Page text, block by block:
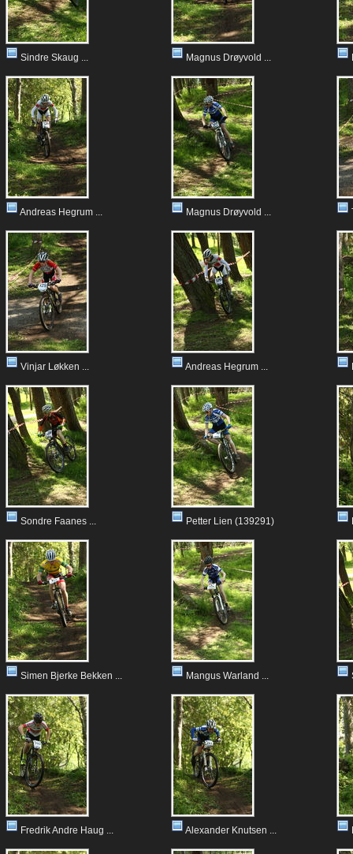
Sindre Skaug ... Magnus Drøyvold ...
Andreas Hegrum ... Magnus Drøyvold ...
Vinjar Løkken ... Andreas Hegrum ...
Sondre Faanes ... Petter Lien (139291)
Simen Bjerke Bekken ... Mangus Warland ...
Fredrik Andre Haug ... Alexander Knutsen ...